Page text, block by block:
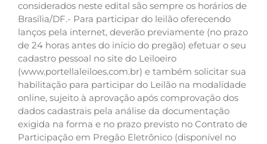
considerados neste edital são sempre os horários de
Brasília/DF.- Para participar do leilão oferecendo
lanços pela internet, deverão previamente (no prazo
de 24 horas antes do início do pregão) efetuar o seu
cadastro pessoal no site do Leiloeiro
(www.portellaleiloes.com.br) e também solicitar sua
habilitação para participar do Leilão na modalidade
online, sujeito à aprovação após comprovação dos
dados cadastrais pela análise da documentação
exigida na forma e no prazo previsto no Contrato de
Participação em Pregão Eletrônico (disponível no